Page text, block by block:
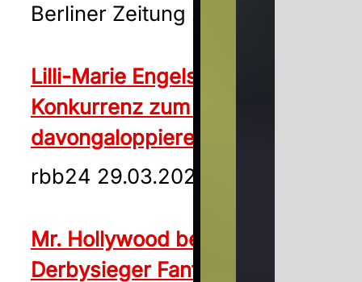
Berliner Zeitung 29.03.2024
Lilli-Marie Engels will der
Konkurrenz zum Saisonstart
davongaloppieren
rbb24 29.03.2024
Mr. Hollywood bezwingt den
Derbysieger Fantastic Moon